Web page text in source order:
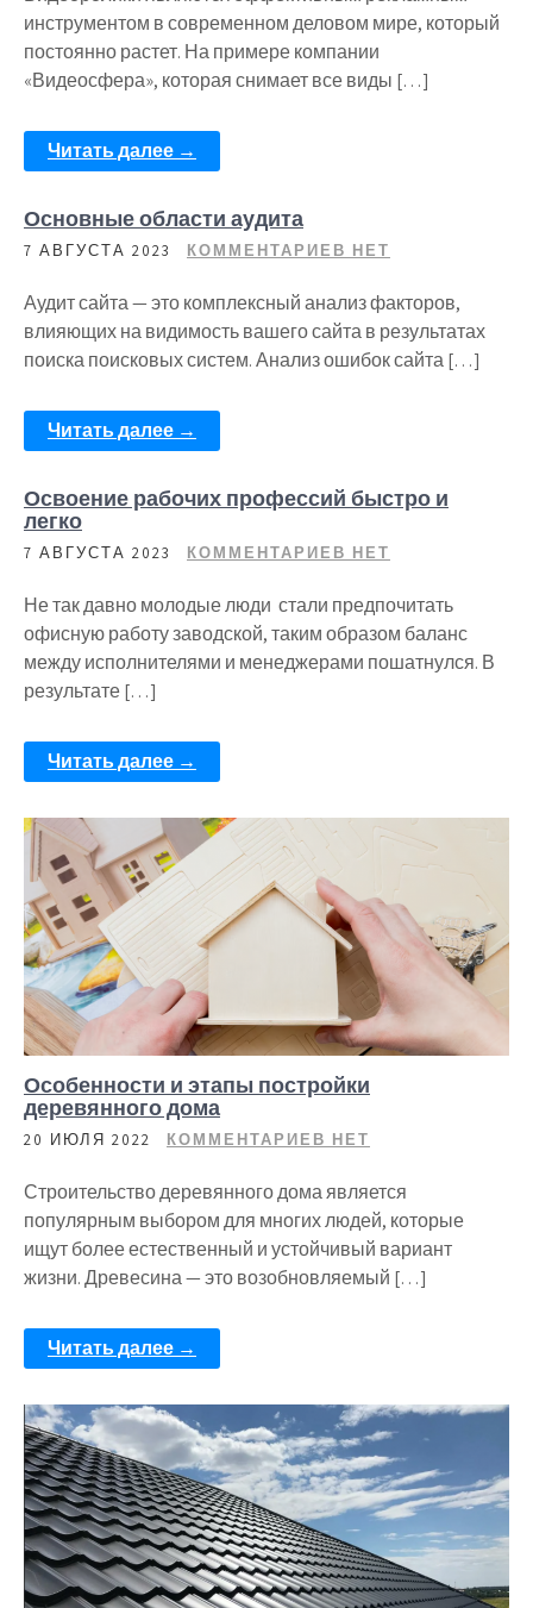
инструментом в современном деловом мире, который
постоянно растет. На примере компании
«Видеосфера», которая снимает все виды […]
Читать далее →
Основные области аудита
7 АВГУСТА 2023 КОММЕНТАРИЕВ НЕТ
Аудит сайта — это комплексный анализ факторов,
влияющих на видимость вашего сайта в результатах
поиска поисковых систем. Анализ ошибок сайта […]
Читать далее →
Освоение рабочих профессий быстро и
легко
7 АВГУСТА 2023 КОММЕНТАРИЕВ НЕТ
Не так давно молодые люди стали предпочитать
офисную работу заводской, таким образом баланс
между исполнителями и менеджерами пошатнулся. В
результате […]
Читать далее →
Особенности и этапы постройки
деревянного дома
20 ИЮЛЯ 2022 КОММЕНТАРИЕВ НЕТ
Строительство деревянного дома является
популярным выбором для многих людей, которые
ищут более естественный и устойчивый вариант
жизни. Древесина — это возобновляемый […]
Читать далее →